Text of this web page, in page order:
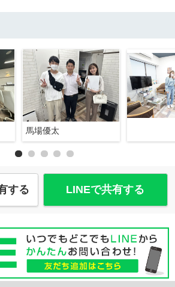
馬場優太
する LINEで共有する